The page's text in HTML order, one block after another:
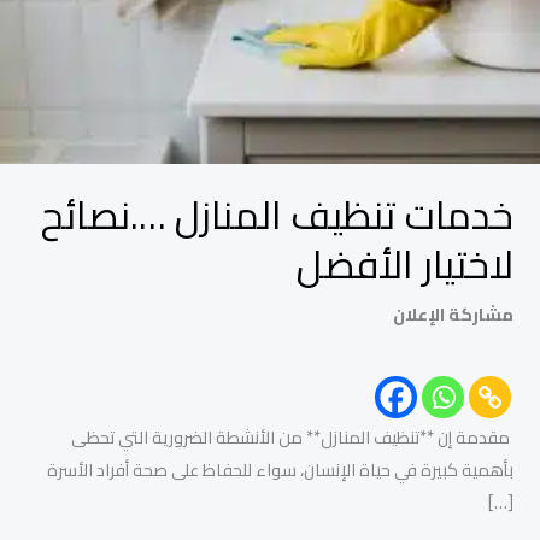
خدمات تنظيف المنازل ….نصائح
لاختيار الأفضل
مشاركة الإعلان
مقدمة إن **تنظيف المنازل** من الأنشطة الضرورية التي تحظى
بأهمية كبيرة في حياة الإنسان، سواء للحفاظ على صحة أفراد الأسرة